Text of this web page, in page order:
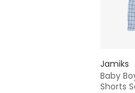
Jamiks
Baby
Shorts